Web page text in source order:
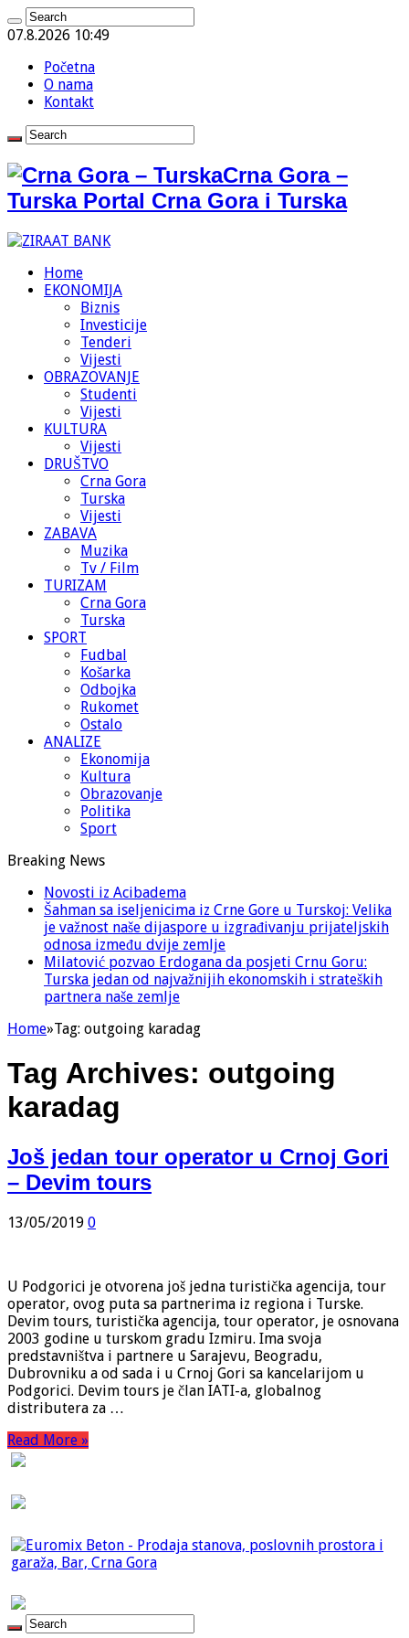
07.8.2026 10:49
Početna
O nama
Kontakt
Crna Gora –
Turska Portal Crna Gora i Turska
Home
EKONOMIJA
Biznis
Investicije
Tenderi
Vijesti
OBRAZOVANJE
Studenti
Vijesti
KULTURA
Vijesti
DRUŠTVO
Crna Gora
Turska
Vijesti
ZABAVA
Muzika
Tv / Film
TURIZAM
Crna Gora
Turska
SPORT
Fudbal
Košarka
Odbojka
Rukomet
Ostalo
ANALIZE
Ekonomija
Kultura
Obrazovanje
Politika
Sport
Breaking News
Novosti iz Acibadema
Šahman sa iseljenicima iz Crne Gore u Turskoj: Velika
je važnost naše dijaspore u izgrađivanju prijateljskih
odnosa između dvije zemlje
Milatović pozvao Erdogana da posjeti Crnu Goru:
Turska jedan od najvažnijih ekonomskih i strateških
partnera naše zemlje
Home»Tag: outgoing karadag
Tag Archives: outgoing
karadag
Još jedan tour operator u Crnoj Gori
– Devim tours
13/05/2019 0
U Podgorici je otvorena još jedna turistička agencija, tour
operator, ovog puta sa partnerima iz regiona i Turske.
Devim tours, turistička agencija, tour operator, je osnovana
2003 godine u turskom gradu Izmiru. Ima svoja
predstavništva i partnere u Sarajevu, Beogradu,
Dubrovniku a od sada i u Crnoj Gori sa kancelarijom u
Podgorici. Devim tours je član IATI-a, globalnog
distributera za …
Read More »